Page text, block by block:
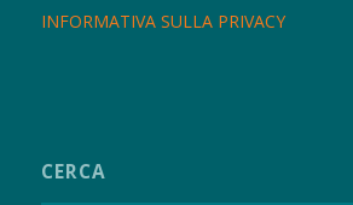
INFORMATIVA SULLA PRIVACY
CERCA